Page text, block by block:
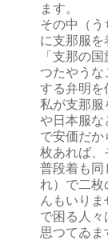
ます。
その中（う
に支那服
「支那の
つたやうな
する弁明を
私が支那服
や日本服な
で安価だか
枚あれば、
普段着も同
れ）で二
んもいり
で困る人
思つてゐま